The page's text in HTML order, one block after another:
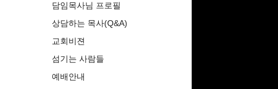
담임목사님 프로필
상담하는 목사(Q&A)
교회비젼
섬기는 사람들
예배안내